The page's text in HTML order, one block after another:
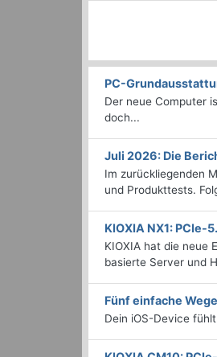
PC-
Der neue Computer
doch...
Juli 2026: Die
Im zurückliegenden
und Produkttests.
KIOXIA NX1:
KIOXIA hat die neue
basierte Server und
Fünf einfache
Dein iOS-Device